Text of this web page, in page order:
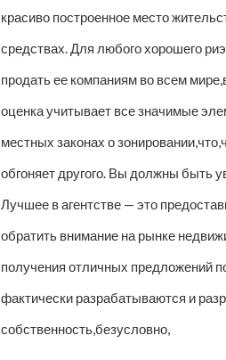
красиво построенное место
средствах. Для любого хорошего
продать ее компаниям во всем
оценка учитывает все значимые
местных законах о
обгоняет другого. Вы должны быть
Лучшее в агентстве — это
обратить внимание на рынке
получения отличных предложений
фактически разрабатываются и
собственность,безусловно,